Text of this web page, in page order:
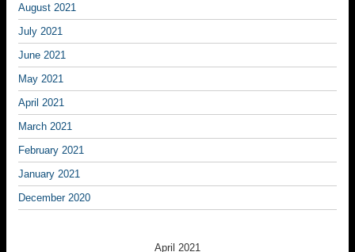
August 2021
July 2021
June 2021
May 2021
April 2021
March 2021
February 2021
January 2021
December 2020
April 2021